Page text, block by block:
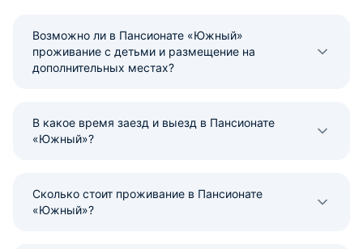
Возможно ли в Пансионате «Южный»
проживание с детьми и размещение на
дополнительных местах?
В какое время заезд и выезд в Пансионате
«Южный»?
Сколько стоит проживание в Пансионате
«Южный»?